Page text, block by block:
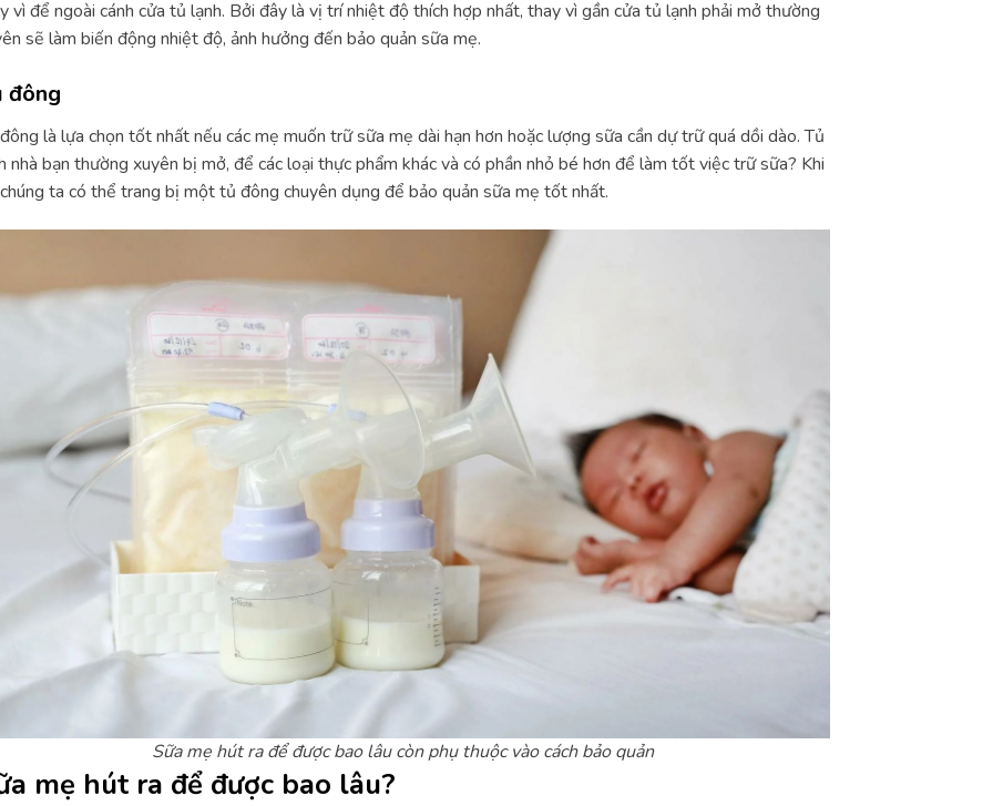
vì để ngoài cánh cửa tủ lạnh. Bởi đây là vị trí nhiệt độ thích hợp nhất, thay vì gần cửa tủ lạnh phải mở thường
sẽ làm biến động nhiệt độ, ảnh hưởng đến bảo quản sữa mẹ.
đông
là lựa chọn tốt nhất nếu các mẹ muốn trữ sữa mẹ dài hạn hơn hoặc lượng sữa cần dự trữ quá dồi dào. Tủ
nhà bạn thường xuyên bị mở, để các loại thực phẩm khác và có phần nhỏ bé hơn để làm tốt việc trữ sữa? Khi
ta có thể trang bị một tủ đông chuyên dụng để bảo quản sữa mẹ tốt nhất.
Sữa mẹ hút ra để được bao lâu còn phụ thuộc vào cách bảo quản
mẹ hút ra để được bao lâu?